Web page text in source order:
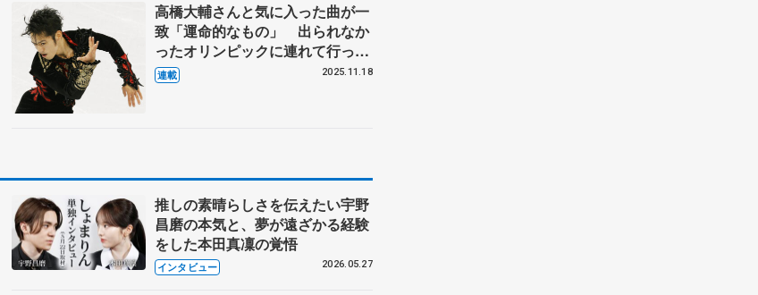
高橋大輔さんと気に入った曲が一
致「運命的なもの」 出られなか
ったオリンピックに連れて行って
もらった 鈴木明子さんのSPも
振り付け「演技中は泣いてい
連載 2025.11.18
推しの素晴らしさを伝えたい宇野
昌磨の本気と、夢が遠ざかる経験
をした本田真凜の覚悟
インタビュー 2026.05.27